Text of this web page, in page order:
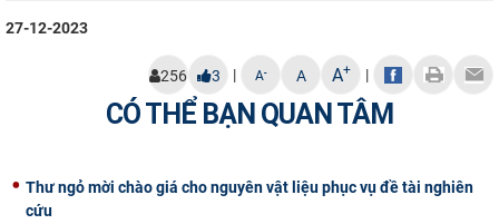
KHOA HỌC CÔNG NGHỆ
27-12-2023
256 3 | A- A A+ |
CÓ THỂ BẠN QUAN TÂM
Thư ngỏ mời chào giá cho nguyên vật liệu phục vụ đề tài nghiên
cứu